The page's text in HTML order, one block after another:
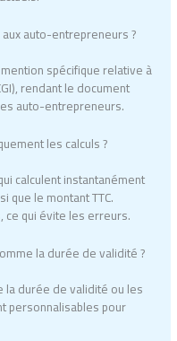
auto-entrepreneurs ?
spécifique relative à
rendant le document
auto-entrepreneurs.
les calculs ?
calculent instantanément
que le montant TTC.
ce qui évite les erreurs.
la durée de validité ?
la durée de validité ou les
personnalisables pour